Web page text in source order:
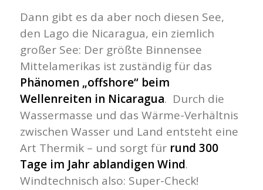
Dann gibt es da aber noch diesen See,
den Lago die Nicaragua, ein ziemlich
großer See: Der größte Binnensee
Mittelamerikas ist zuständig für das
Phänomen „offshore“ beim
Wellenreiten in Nicaragua. Durch die
Wassermasse und das Wärme-Verhältnis
zwischen Wasser und Land entsteht eine
Art Thermik – und sorgt für rund 300
Tage im Jahr ablandigen Wind.
Windtechnisch also: Super-Check!